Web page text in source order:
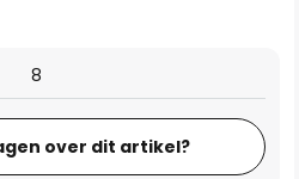
8
over dit artikel?